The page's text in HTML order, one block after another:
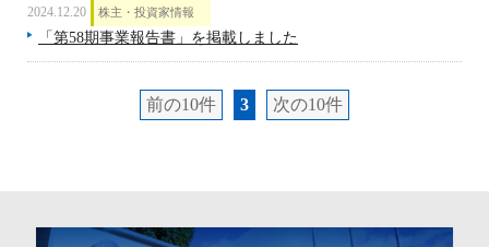
2024.12.20 株主・投資家情報
「第58期事業報告書」を掲載しました
前の10件 3 次の10件